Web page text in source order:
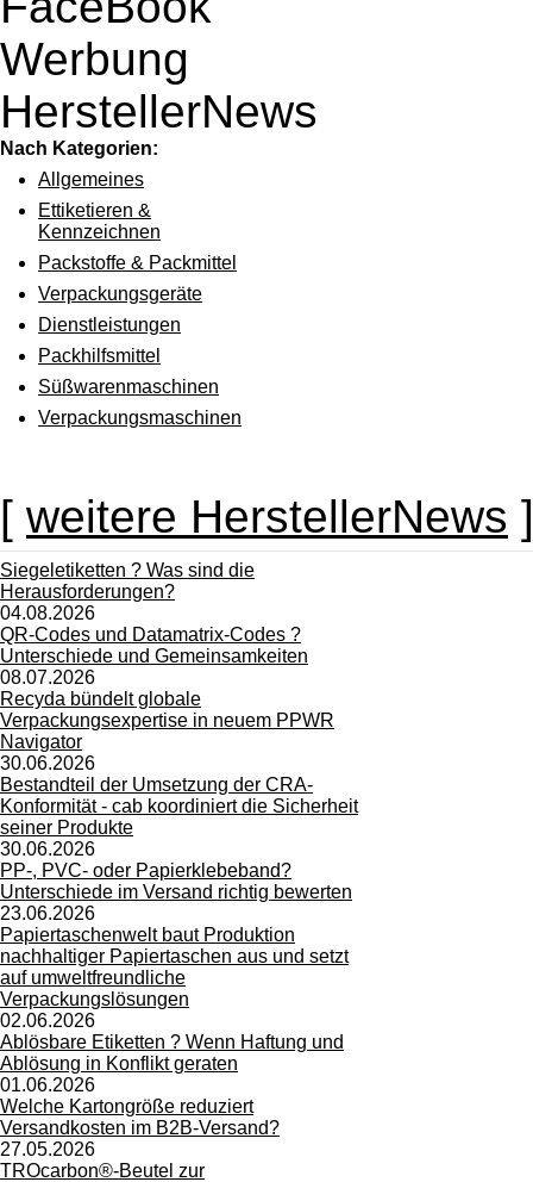
Werbung
HerstellerNews
Nach Kategorien:
Allgemeines
Ettiketieren &
Kennzeichnen
Packstoffe & Packmittel
Verpackungsgeräte
Dienstleistungen
Packhilfsmittel
Süßwarenmaschinen
Verpackungsmaschinen
[ weitere HerstellerNews
Siegeletiketten ? Was sind die
Herausforderungen?
04.08.2026
QR-Codes und Datamatrix-Codes ?
Unterschiede und Gemeinsamkeiten
08.07.2026
Recyda bündelt globale
Verpackungsexpertise in neuem PPWR
Navigator
30.06.2026
Bestandteil der Umsetzung der CRA-
Konformität - cab koordiniert die Sicherheit
seiner Produkte
30.06.2026
PP-, PVC- oder Papierklebeband?
Unterschiede im Versand richtig bewerten
23.06.2026
Papiertaschenwelt baut Produktion
nachhaltiger Papiertaschen aus und setzt
auf umweltfreundliche
Verpackungslösungen
02.06.2026
Ablösbare Etiketten ? Wenn Haftung und
Ablösung in Konflikt geraten
01.06.2026
Welche Kartongröße reduziert
Versandkosten im B2B-Versand?
27.05.2026
TROcarbon®-Beutel zur